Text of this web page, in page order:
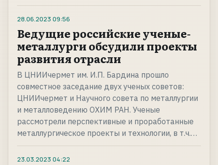
28.06.2023 09:56
Ведущие российские ученые-
металлурги обсудили проекты
развития отрасли
В ЦНИИчермет им. И.П. Бардина прошло
совместное заседание двух ученых советов:
ЦНИИчермет и Научного совета по металлургии
и металловедению ОХИМ РАН. Ученые
рассмотрели перспективные и проработанные
металлургическое проекты и технологии, в т.ч.…
23.03.2023 04:22